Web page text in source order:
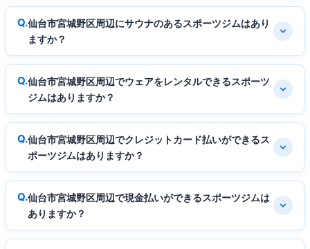
仙台市宮城野区周辺にサウナのあるスポーツジムはあり
ますか？
仙台市宮城野区周辺でウェアをレンタルできるスポーツ
ジムはありますか？
仙台市宮城野区周辺でクレジットカード払いができるス
ポーツジムはありますか？
仙台市宮城野区周辺で現金払いができるスポーツジムは
ありますか？